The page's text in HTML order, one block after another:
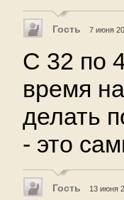
Гость 7 июня
С 32 по
время
делать
- это
Гость 13 июня